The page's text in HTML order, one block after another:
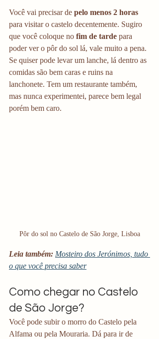
Você vai precisar de pelo menos 2 horas
para visitar o castelo decentemente. Sugiro
que você coloque no fim de tarde para
poder ver o pôr do sol lá, vale muito a pena.
Se quiser pode levar um lanche, lá dentro as
comidas são bem caras e ruins na
lanchonete. Tem um restaurante também,
mas nunca experimentei, parece bem legal
porém bem caro.
Pôr do sol no Castelo de São Jorge, Lisboa
Leia também: Mosteiro dos Jerónimos, tudo
o que você precisa saber
Como chegar no Castelo
de São Jorge?
Você pode subir o morro do Castelo pela
Alfama ou pela Mouraria. Dá para ir de